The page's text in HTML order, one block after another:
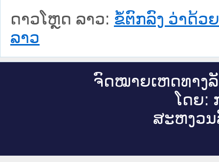
ດາວໂຫຼດ ລາວ: ຂໍ້ຕົກລົງ ວ່າດ້ວ
ລາວ
ຈົດ​ໝາຍ​ເຫດ​ທາງ​
ໂດຍ:
ສະ​ຫງວນ​